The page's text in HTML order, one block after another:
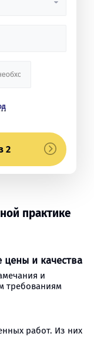
2
практике
и качества
и
требованиям
работ. Из них